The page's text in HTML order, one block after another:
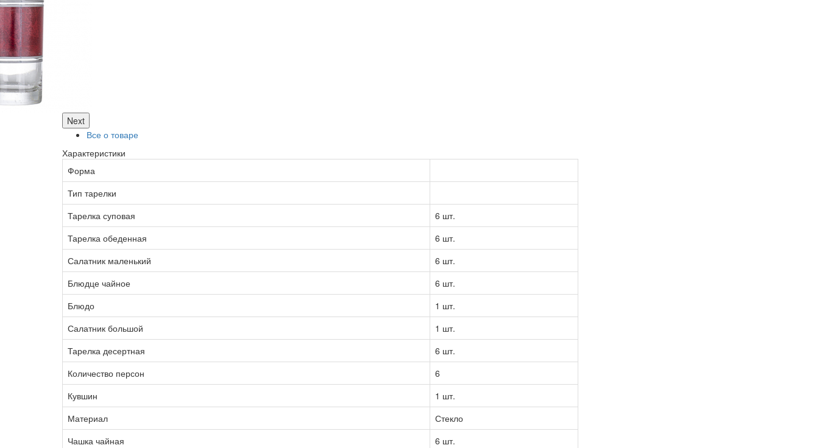
Next
Все о товаре
Характеристики
Форма
Тип тарелки
Тарелка суповая
6 шт.
Тарелка обеденная
6 шт.
Салатник маленький
6 шт.
Блюдце чайное
6 шт.
Блюдо
1 шт.
Салатник большой
1 шт.
Тарелка десертная
6 шт.
Количество персон
6
Кувшин
1 шт.
Материал
Стекло
Чашка чайная
6 шт.